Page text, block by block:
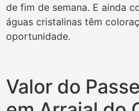
de fim de semana. E ainda
águas cristalinas têm
oportunidade.
Valor do